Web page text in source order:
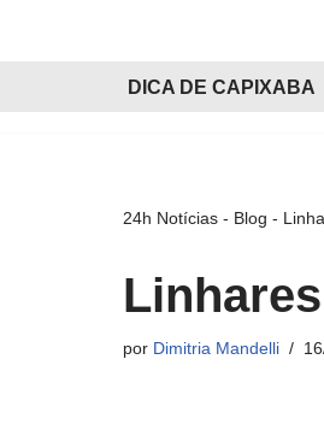
DICA DE CAPIXABA
24h Notícias - Blog -
por Dimitria Mandelli